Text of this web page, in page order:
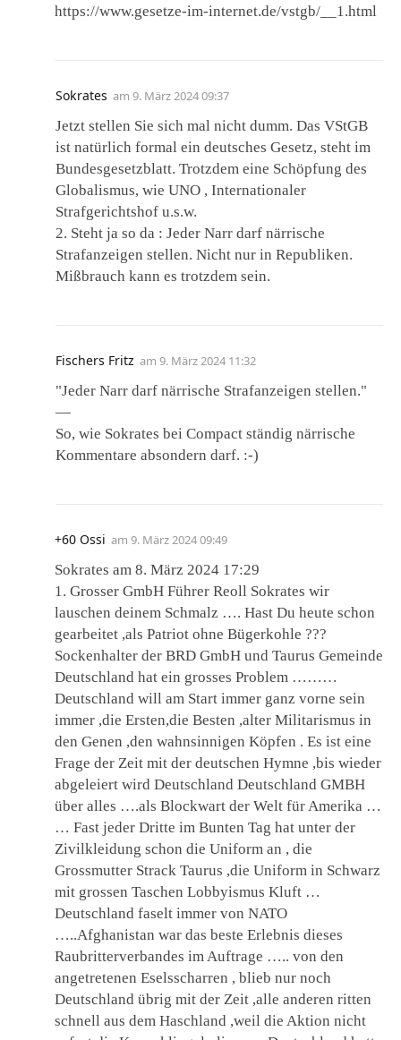
https://www.gesetze-im-internet.de/vstgb/__1.html
Sokrates am 9. März 2024 09:37
Jetzt stellen Sie sich mal nicht dumm. Das VStGB
ist natürlich formal ein deutsches Gesetz, steht im
Bundesgesetzblatt. Trotzdem eine Schöpfung des
Globalismus, wie UNO , Internationaler
Strafgerichtshof u.s.w.
2. Steht ja so da : Jeder Narr darf närrische
Strafanzeigen stellen. Nicht nur in Republiken.
Mißbrauch kann es trotzdem sein.
Fischers Fritz am 9. März 2024 11:32
"Jeder Narr darf närrische Strafanzeigen stellen."
—
So, wie Sokrates bei Compact ständig närrische
Kommentare absondern darf. :-)
+60 Ossi am 9. März 2024 09:49
Sokrates am 8. März 2024 17:29
1. Grosser GmbH Führer Reoll Sokrates wir
lauschen deinem Schmalz …. Hast Du heute schon
gearbeitet ,als Patriot ohne Bügerkohle ???
Sockenhalter der BRD GmbH und Taurus Gemeinde
Deutschland hat ein grosses Problem ………
Deutschland will am Start immer ganz vorne sein
immer ,die Ersten,die Besten ,alter Militarismus in
den Genen ,den wahnsinnigen Köpfen . Es ist eine
Frage der Zeit mit der deutschen Hymne ,bis wieder
abgeleiert wird Deutschland Deutschland GMBH
über alles ….als Blockwart der Welt für Amerika …
… Fast jeder Dritte im Bunten Tag hat unter der
Zivilkleidung schon die Uniform an , die
Grossmutter Strack Taurus ,die Uniform in Schwarz
mit grossen Taschen Lobbyismus Kluft …
Deutschland faselt immer von NATO
…..Afghanistan war das beste Erlebnis dieses
Raubritterverbandes im Auftrage ….. von den
angetretenen Eselsscharren , blieb nur noch
Deutschland übrig mit der Zeit ,alle anderen ritten
schnell aus dem Haschland ,weil die Aktion nicht